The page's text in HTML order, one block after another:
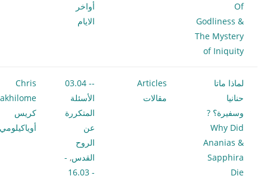
Of
Godliness &
The Mystery
of Iniquity
أواخر
الايام
لماذا ماتا
حنانيا
وسفيرة؟ ?
Why Did
Ananias &
Sapphira
Die
Articles
مقالات
-- 03.04
الأسئلة
المتكررة
عن
الروح
القدس,
-
- 16.03
Chris
كريس